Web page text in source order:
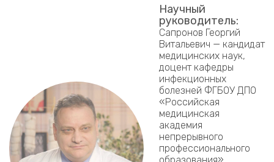
Научный
руководитель:
Сапронов Георгий
Витальевич — кандидат
медицинских наук,
доцент кафедры
инфекционных
болезней ФГБОУ ДПО
«Российская
медицинская
академия
непрерывного
профессионального